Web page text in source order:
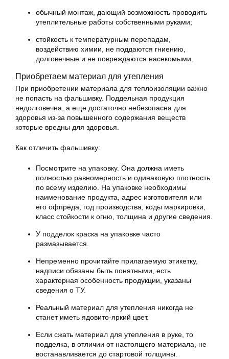
обычный монтаж, дающий возможность проводить
утеплительные работы собственными руками;
стойкость к температурным перепадам,
воздействию химии, не поддаются гниению,
долговечные и не повреждаются насекомыми.
Приобретаем материал для утепления
При приобретении материала для теплоизоляции важно
не попасть на фальшивку. Поддельная продукция
недолговечна, а еще достаточно небезопасна для
здоровья из-за повышенного содержания веществ
которые вредны для здоровья.
Как отличить фальшивку:
Посмотрите на упаковку. Она должна иметь
полностью равномерность и одинаковую плотность
по всему изделию. На упаковке необходимы
наименование продукта, адрес изготовителя или
его офпреда, год производства, коды маркировки,
класс стойкости к огню, толщина и другие сведения.
У подделок краска на упаковке часто
размазывается.
Непременно прочитайте прилагаемую этикетку,
надписи обязаны быть понятными, есть
характерная особенность продукции, указаны
сведения о ТУ.
Реальный материал для утепления никогда не
станет иметь ядовито-яркий цвет.
Если сжать материал для утепления в руке, то
подделка, в отличии от настоящего материала, не
востанавливается до стартовой толщины.